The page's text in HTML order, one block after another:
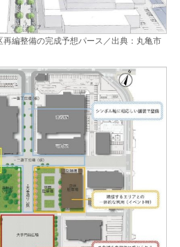
編整備の完成予想パース／出典：丸亀市